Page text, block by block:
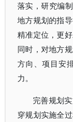
落实，研究编
地方规划的指
精准定位，更
同时，对地方
方向、项目安
力。
完善规划
穿规划实施全